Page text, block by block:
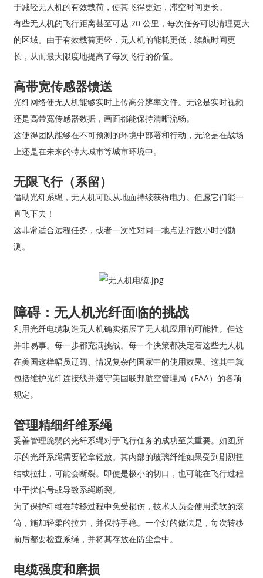
于减轻无人机的有效载荷，使其飞得更远，滞空时间更长。
有些无人机的飞行距离甚至可达 20 公里，每次任务可以清理更大
的区域。由于有效载荷更轻，无人机的能耗更低，续航时间更
长，从而最大限度地提高了每次飞行的价值。
高带宽传感器馈送
光纤网络使无人机能够实时上传高分辨率文件。无论是实时视频
还是高带宽传感器数据，画面都能保持清晰流畅。
这使得团队能够在不可预测的环境中部署和行动，无论是在战场
上还是在未来的特大城市等城市环境中。
无限飞行（系留）
借助光纤系绳，无人机可以从地面持续获得电力。但愿它们能一
直飞下去！
这非常适合远程任务，或者一次性对同一地点进行数小时的勘
测。
障碍：无人机光纤面临的挑战
利用光纤电缆制造无人机确实拓展了无人机应用的可能性。但这
并非易事。每一步都充满挑战。每一个决策都决定着这些无人机
在美国这样幅员辽阔、情况复杂的国家中的使用效果。这其中就
包括维护光纤连接线并遵守美国联邦航空管理局（FAA）的各项
规定。
管理精细纤维系绳
妥善管理脆弱的光纤系绳对于飞行任务的成功至关重要。如图所
示的光纤系绳需要轻拿轻放。其内部的玻璃纤维如果受到剧烈扭
结或拉扯，可能会断裂。即使是极小的切口，也可能在飞行过程
中干扰信号或导致系绳断裂。
为了保护纤维在转移过程中免受损伤，技术人员会使用柔软的滚
筒，施加轻柔的拉力，并保持手稳。一个好的做法是，每次转移
前后都要检查系绳，并将其存放在防尘盒中。
电缆强度和磨损